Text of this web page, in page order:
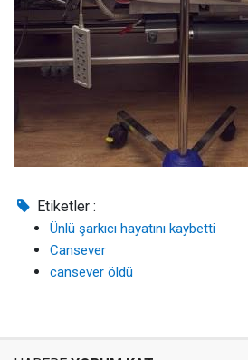
Etiketler :
Ünlü şarkıcı hayatını kaybetti
Cansever
cansever öldü